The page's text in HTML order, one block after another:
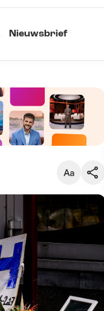
Nieuwsbrief
Klein
Groot
Kopieer link